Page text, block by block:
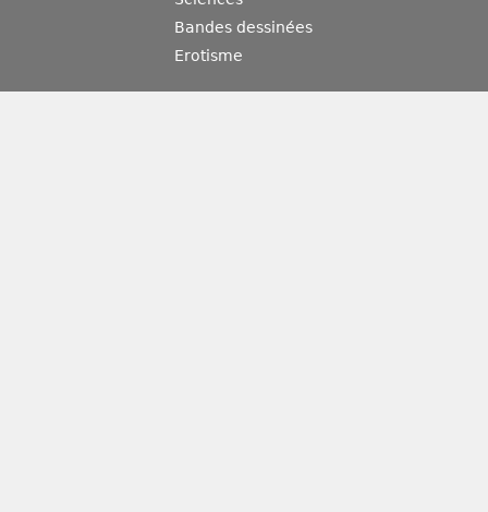
Bandes dessinées
Erotisme